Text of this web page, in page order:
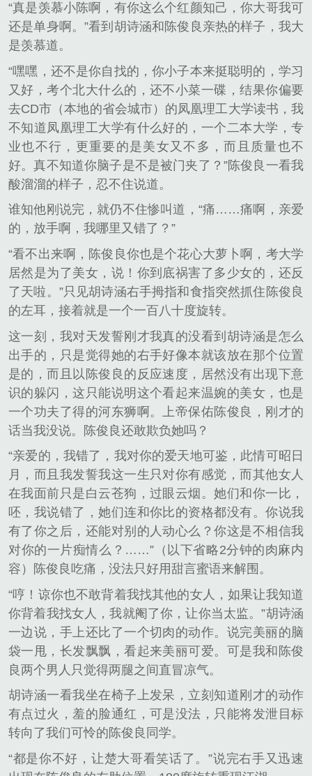
“真是羡慕小陈啊，有你这么个红颜知己，你大哥我可
还是单身啊。”看到胡诗涵和陈俊良亲热的样子，我大
是羡慕道。
“嘿嘿，还不是你自找的，你小子本来挺聪明的，学习
又好，考个北大什么的，还不小菜一碟，结果你偏要
去CD市（本地的省会城市）的凤凰理工大学读书，我
不知道凤凰理工大学有什么好的，一个二本大学，专
业也不行，更重要的是美女又不多，而且质量也不
好。真不知道你脑子是不是被门夹了？”陈俊良一看我
酸溜溜的样子，忍不住说道。
谁知他刚说完，就仍不住惨叫道，“痛……痛啊，亲爱
的，放手啊，我哪里又错了？”
“看不出来啊，陈俊良你也是个花心大萝卜啊，考大学
居然是为了美女，说！你到底祸害了多少女的，还反
了天啦。”只见胡诗涵右手拇指和食指突然抓住陈俊良
的左耳，接着就是一个一百八十度旋转。
这一刻，我对天发誓刚才我真的没看到胡诗涵是怎么
出手的，只是觉得她的右手好像本就该放在那个位置
是的，而且以陈俊良的反应速度，居然没有出现下意
识的躲闪，这只能说明这个看起来温婉的美女，也是
一个功夫了得的河东狮啊。上帝保佑陈俊良，刚才的
话当我没说。陈俊良还敢欺负她吗？
“亲爱的，我错了，我对你的爱天地可鉴，此情可昭日
月，而且我发誓我这一生只对你有感觉，而其他女人
在我面前只是白云苍狗，过眼云烟。她们和你一比，
呸，我说错了，她们连和你比的资格都没有。你说我
有了你之后，还能对别的人动心么？你这是不相信我
对你的一片痴情么？……”（以下省略2分钟的肉麻内
容）陈俊良吃痛，没法只好用甜言蜜语来解围。
“哼！谅你也不敢背着我找其他的女人，如果让我知道
你背着我找女人，我就阉了你，让你当太监。”胡诗涵
一边说，手上还比了一个切肉的动作。说完美丽的脑
袋一甩，长发飘飘，看起来美丽可爱。可是我和陈俊
良两个男人只觉得两腿之间直冒凉气。
胡诗涵一看我坐在椅子上发呆，立刻知道刚才的动作
有点过火，羞的脸通红，可是没法，只能将发泄目标
转向了我们可怜的陈俊良同学。
“都是你不好，让楚大哥看笑话了。”说完右手又迅速